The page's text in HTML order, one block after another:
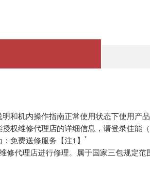
和机内操作指南正常使用状态下使用产
权维修代理店的详细信息，请登录佳能
免费送修服务【注1】*
修代理店进行修理。属于国家三包规定范